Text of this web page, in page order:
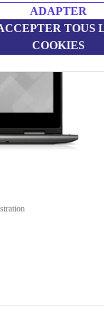
ADAPTER
TOUS
COOKIES